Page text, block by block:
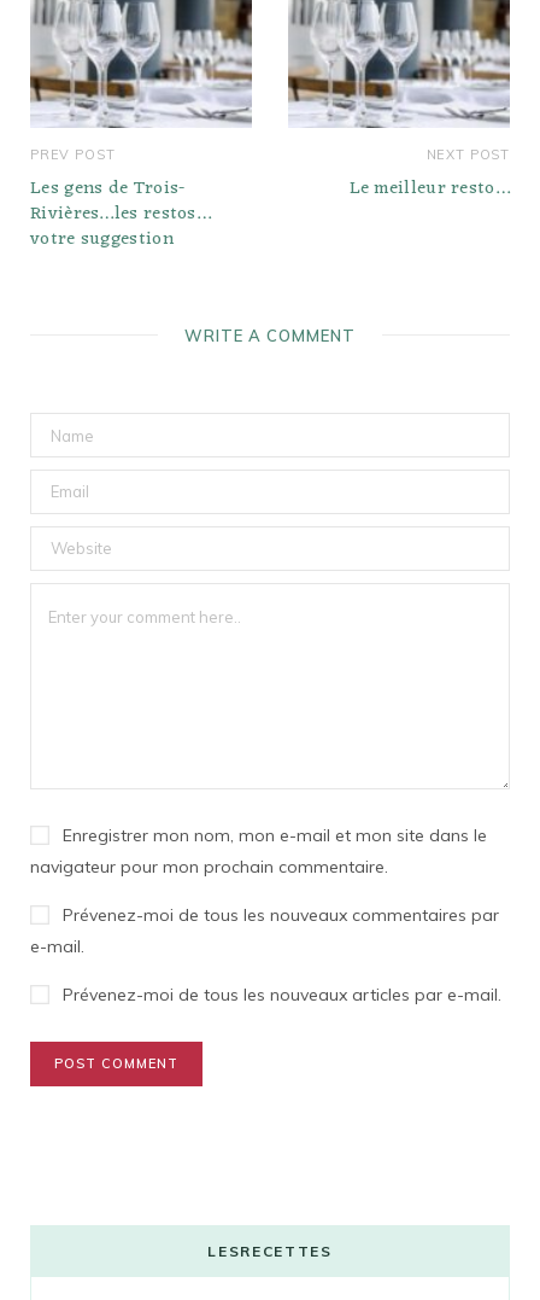
PREV POST
Les gens de Trois-
Rivières…les restos…
votre suggestion
NEXT POST
Le meilleur resto…
WRITE A COMMENT
Enregistrer mon nom, mon e-mail et mon site dans le
navigateur pour mon prochain commentaire.
Prévenez-moi de tous les nouveaux commentaires par
e-mail.
Prévenez-moi de tous les nouveaux articles par e-mail.
LESRECETTES